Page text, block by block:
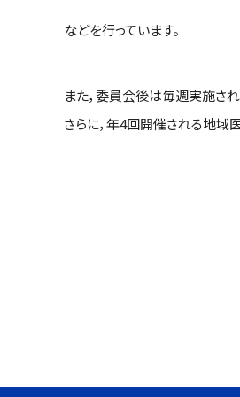
などを行っています。
また，委員会後は毎週実施さ
さらに，年4回開催される地域